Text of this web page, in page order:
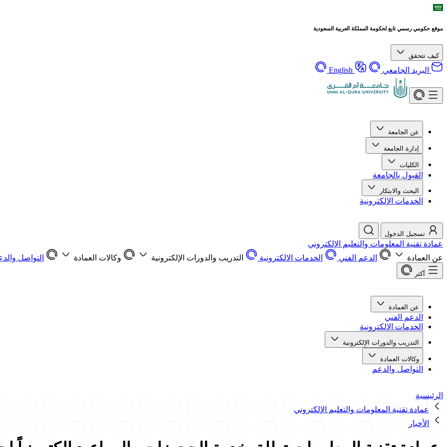
موقع حكومي رسمي تابع لحكومة المملكة العربية السعودية
كيف تتحقق
البريد الجامعي English
عن الجامعة
إدارة الجامعة
الكليات
القبول بالجامعة
البحث والابتكار
الخدمات الإلكترونية
تسجيل الدخول
عمادة تقنية المعلومات والتعليم الإلكتروني
عن العمادة
الدعم الفني الخدمات الالكترونية التدريب والدورات الإلكترونية وكالات العمادة التواصل
أكثر
عن العمادة
الدعم الفني
الخدمات الالكترونية
التدريب والدورات الإلكترونية
وكالات العمادة
التواصل والدعم
الرئيسية
عمادة تقنية المعلومات والتعليم الإلكتروني
الأخبار